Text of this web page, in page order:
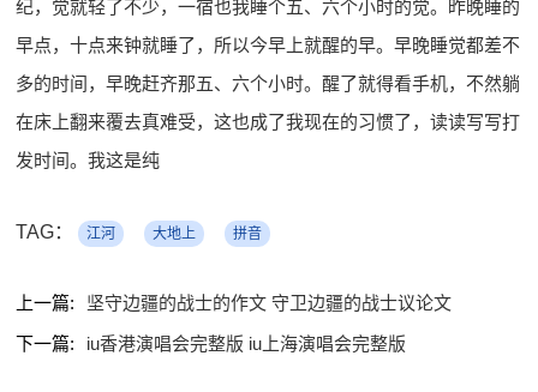
纪，觉就轻了不少，一宿也我睡个五、六个小时的觉。昨晚睡的
早点，十点来钟就睡了，所以今早上就醒的早。早晚睡觉都差不
多的时间，早晚赶齐那五、六个小时。醒了就得看手机，不然躺
在床上翻来覆去真难受，这也成了我现在的习惯了，读读写写打
发时间。我这是纯
TAG： 江河 大地上 拼音
上一篇:
坚守边疆的战士的作文 守卫边疆的战士议论文
下一篇:
iu香港演唱会完整版 iu上海演唱会完整版